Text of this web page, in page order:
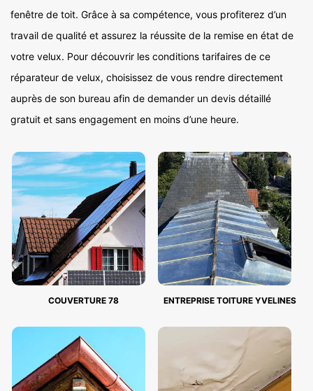
fenêtre de toit. Grâce à sa compétence, vous profiterez d’un
travail de qualité et assurez la réussite de la remise en état de
votre velux. Pour découvrir les conditions tarifaires de ce
réparateur de velux, choisissez de vous rendre directement
auprès de son bureau afin de demander un devis détaillé
gratuit et sans engagement en moins d’une heure.
COUVERTURE 78 ENTREPRISE TOITURE YVELINES